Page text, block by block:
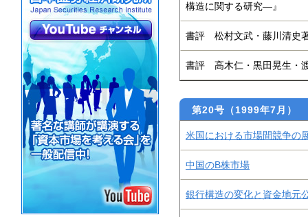
構造に関する研究―』
書評 松村文武・藤川清史
書評 高木仁・黒田晃生・
第20号（1999年7月）
米国における市場間競争の
中国のB株市場
銀行構造の変化と資金地元